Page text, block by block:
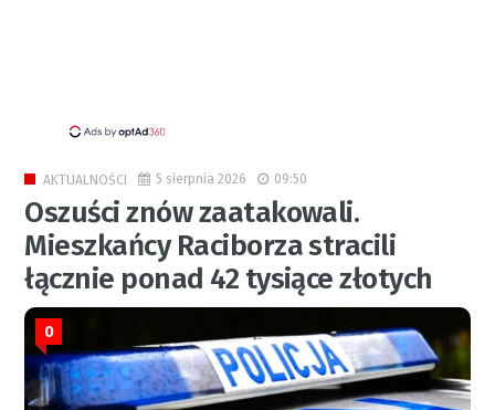
AKTUALNOŚCI 5 sierpnia 2026 09:50
Oszuści znów zaatakowali.
Mieszkańcy Raciborza stracili
łącznie ponad 42 tysiące złotych
0